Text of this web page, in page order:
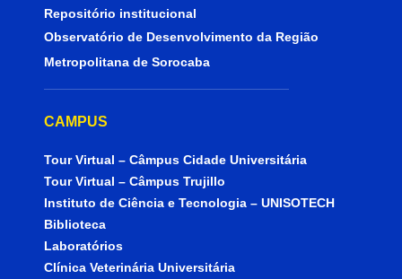
Repositório institucional
Observatório de Desenvolvimento da Região
Metropolitana de Sorocaba
CAMPUS
Tour Virtual – Câmpus Cidade Universitária
Tour Virtual – Câmpus Trujillo
Instituto de Ciência e Tecnologia – UNISOTECH
Biblioteca
Laboratórios
Clínica Veterinária Universitária